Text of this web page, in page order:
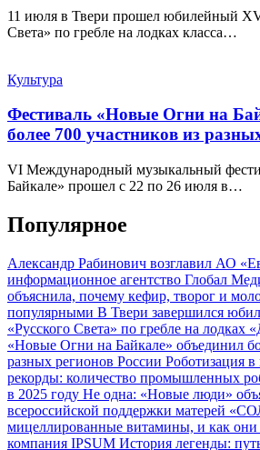
11 июля в Твери прошел юбилейный
Света» по гребле на лодках класса…
Культура
Фестиваль «Новые Огни на
более 700 участников из
VI Международный музыкальный
Байкале» прошел с 22 по 26 июля в…
Популярное
Александр Рабинович возглавил АО
информационное агентство Глобал
объяснила, почему кефир, творог и
популярными В Твери завершился
«Русского Света» по гребле на лодках
«Новые Огни на Байкале» объединил
разных регионов России Роботизация
рекорды: количество промышленных
в 2025 году Не одна: «Новые люди»
всероссийской поддержки матерей
мицеллированные витамины, и как они
компания IPSUM История легенды: